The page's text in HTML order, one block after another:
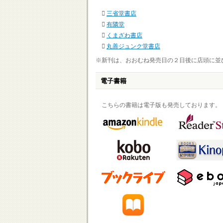
三省堂書店
有隣堂
くまざわ書店
丸善ジュンク堂書店
※新刊は、おおむね発売日の２日後に店頭に並
電子書籍
こちらの書籍は電子版も発売しております。